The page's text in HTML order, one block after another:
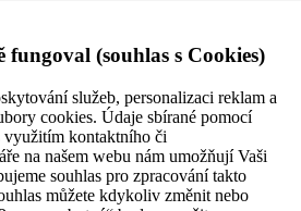
fungoval (souhlas s Cookies)
služeb, personalizaci reklam a
cookies. Údaje sbírané pomocí
využitím kontaktního či
na našem webu nám umožňují Vaši
souhlas pro zpracování takto
můžete kdykoliv změnit nebo
ZDRAVIE NA CESTY 8000 kJ na
ZDRAVIE 9000 kJ na budúci týždeň
ZDRAVIE NA CESTY 9000 kJ na
ZDRAVIE 10000 kJ na budúci týždeň
ZDRAVIE 12000 kJ na budúci týždeň
ZDRAVIE 14000 kJ na budúci týždeň
ZDRAVIE NA CESTY 10000 kJ na